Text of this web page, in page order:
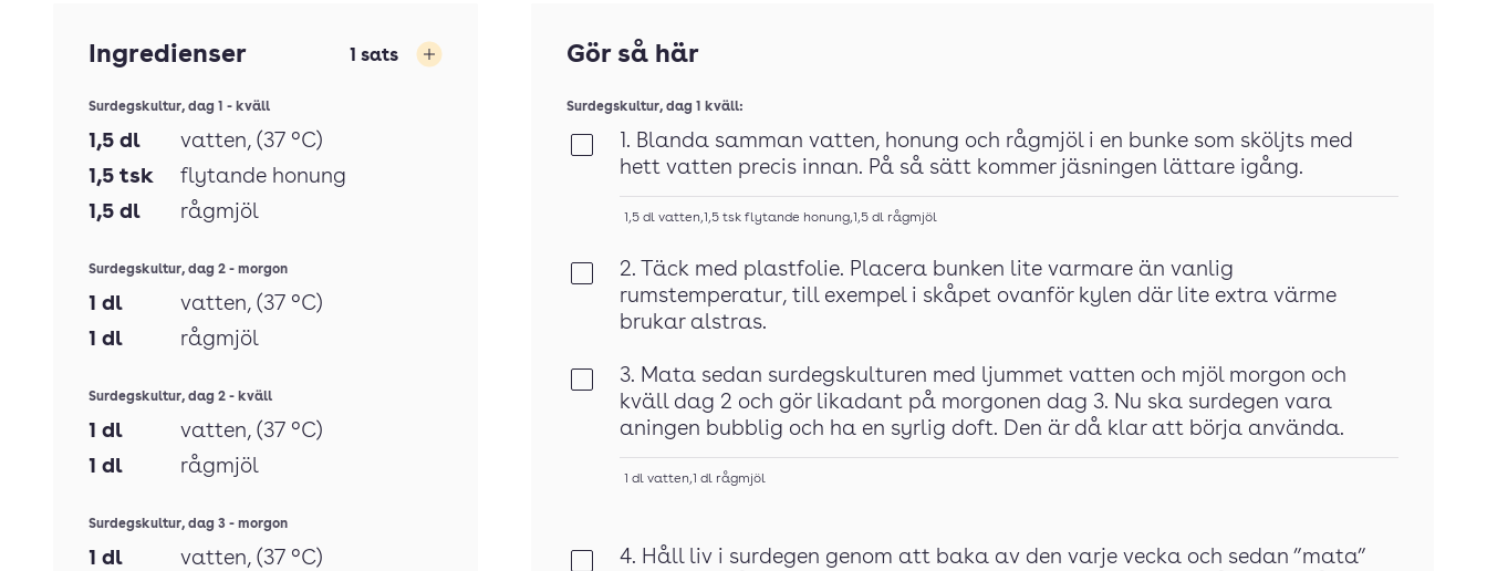
Ingredienser 1 sats
Surdegskultur, dag 1 - kväll
1,5 dl vatten, (37 °C)
1,5 tsk
flytande honung
1,5 dl rågmjöl
Surdegskultur, dag 2 - morgon
1 dl vatten, (37 °C)
1 dl rågmjöl
Surdegskultur, dag 2 - kväll
1 dl vatten, (37 °C)
1 dl rågmjöl
Surdegskultur, dag 3 - morgon
1 dl vatten, (37 °C)
Gör så här
Surdegskultur, dag 1 kväll:
1. Blanda samman vatten, honung och rågmjöl i en bunke som sköljts med
hett vatten precis innan. På så sätt kommer jäsningen lättare igång.
1,5 dl vatten,1,5 tsk flytande honung,1,5 dl rågmjöl
2. Täck med plastfolie. Placera bunken lite varmare än vanlig
rumstemperatur, till exempel i skåpet ovanför kylen där lite extra värme
brukar alstras.
3. Mata sedan surdegskulturen med ljummet vatten och mjöl morgon och
kväll dag 2 och gör likadant på morgonen dag 3. Nu ska surdegen vara
aningen bubblig och ha en syrlig doft. Den är då klar att börja använda.
1 dl vatten,1 dl rågmjöl
4. Håll liv i surdegen genom att baka av den varje vecka och sedan ”mata”